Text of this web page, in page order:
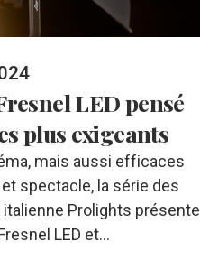
LED pensé
plus exigeants
mais aussi efficaces
spectacle, la série des
italienne Prolights présente
LED et…